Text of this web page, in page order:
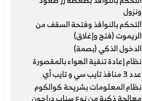
ونزول
التحكم بالنوافذ وفتحة السقف من
الريموت (فتح وإغلاق)
الدخول الذكي (بصمة)
نظام إعادة تنقية الهواء بالمقصورة
عدد 3 منافذ تايب سي و تايب أي
نظام المعلومات بشريحة كوالكوم
معالجة ذكية من نوع سناب دراجون